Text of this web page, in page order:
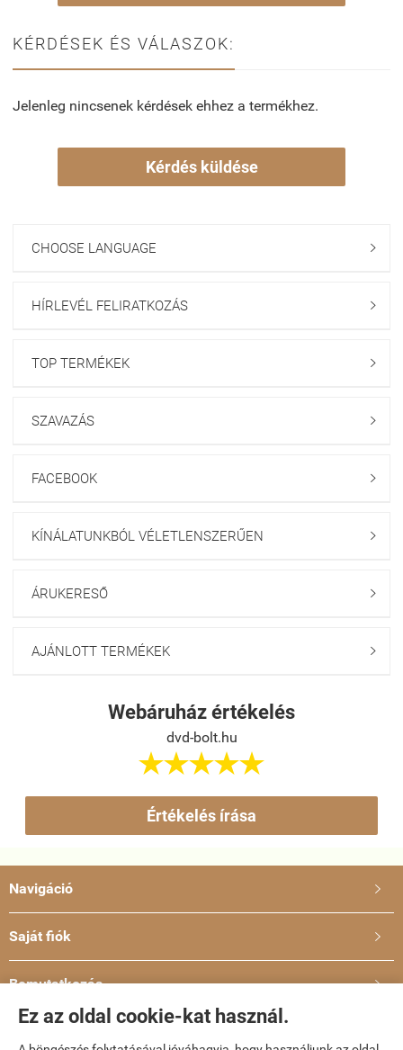
Ez az oldal cookie-kat használ.
KÉRDÉSEK ÉS VÁLASZOK:
Jelenleg nincsenek kérdések ehhez a termékhez.
Kérdés küldése
CHOOSE LANGUAGE 
HÍRLEVÉL FELIRATKOZÁS 
TOP TERMÉKEK 
SZAVAZÁS 
FACEBOOK 
KÍNÁLATUNKBÓL VÉLETLENSZERŰEN 
ÁRUKERESŐ 
AJÁNLOTT TERMÉKEK 
Webáruház értékelés
dvd-bolt.hu

Értékelés írása
Navigáció 
Saját fiók 
Bemutatkozás 